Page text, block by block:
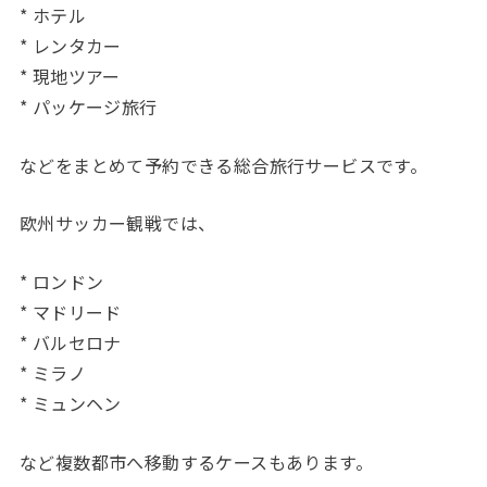
* ホテル
* レンタカー
* 現地ツアー
* パッケージ旅行
などをまとめて予約できる総合旅行サービスです。
欧州サッカー観戦では、
* ロンドン
* マドリード
* バルセロナ
* ミラノ
* ミュンヘン
など複数都市へ移動するケースもあります。